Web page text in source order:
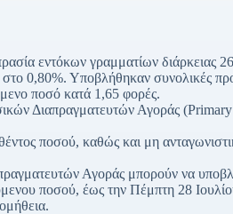
εντόκων γραμματίων διάρκειας
0,80%. Υποβλήθηκαν συνολικές
ποσό κατά 1,65 φορές.
Διαπραγματευτών Αγοράς
ποσού, καθώς και μη
Αγοράς μπορούν να
ποσού, έως την Πέμπτη 28